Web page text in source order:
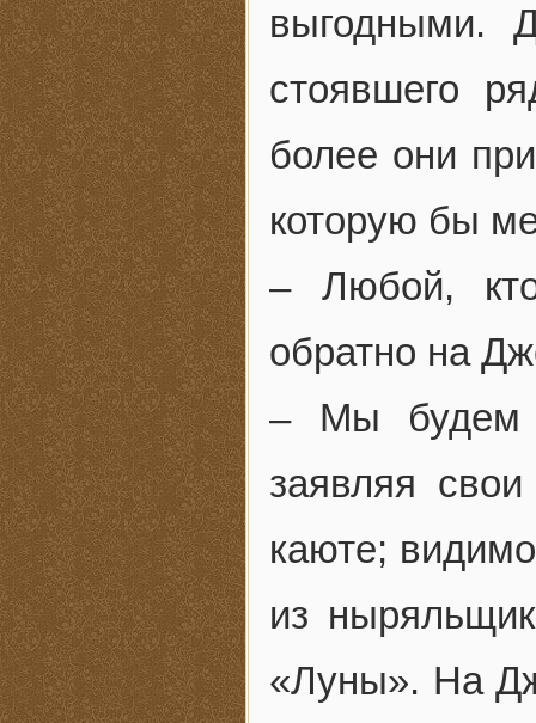
выгодными.
стоявшего
более они
которую бы
– Любой,
обратно на
– Мы будем
заявляя
каюте;
из
«Луны». На